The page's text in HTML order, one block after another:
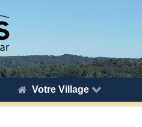
Votre Village